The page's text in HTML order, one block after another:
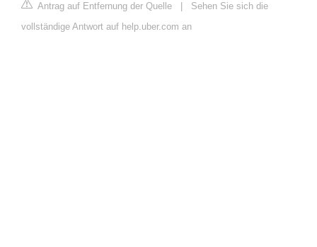
Antrag auf Entfernung der Quelle | Sehen Sie sich die
vollständige Antwort auf help.uber.com an